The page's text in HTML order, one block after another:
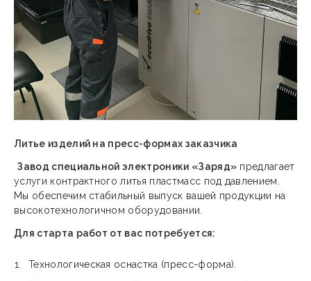
Литье изделий на пресс-формах заказчика
Завод специальной электроники «Заряд» предлагает
услуги контрактного литья пластмасс под давлением.
Мы обеспечим стабильный выпуск вашей продукции на
высокотехнологичном оборудовании.
Для старта работ от вас потребуется:
Технологическая оснастка (пресс-форма).